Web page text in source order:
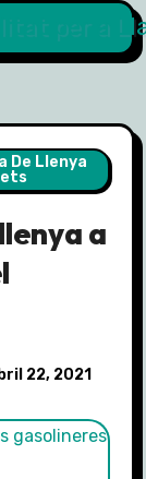
De Llenya
a
22, 2021